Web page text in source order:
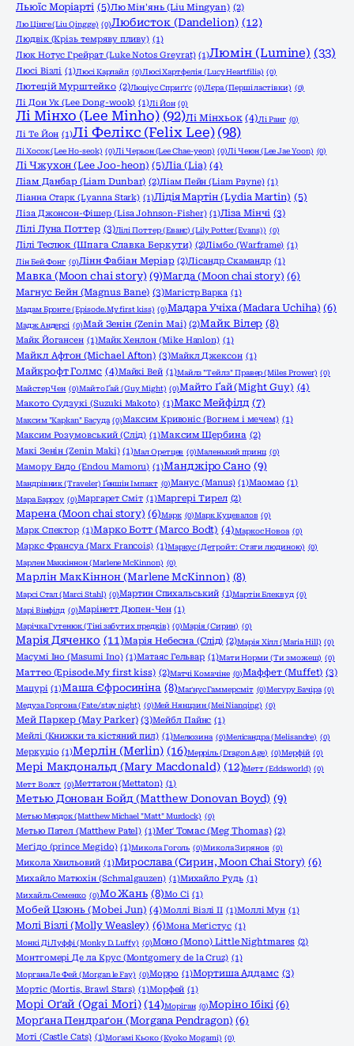
Льюїс Моріарті (5)Лю Мін'янь (Liu Mingyan) (2)
Лю Цінге (Liu Qingge) (0)Любисток (Dandelion) (12)
Людвік (Крізь темряву пливу) (1)
Люк Нотус Грейрат (Luke Notos Greyrat) (1)Люмін (Lumine) (33)
Люсі Візлі (1)Люсі Карлайл (0)Люсі Хартфелія (Lucy Heartfilia) (0)
Лютецій Мурштейко (2)Люціус Сприґґс (0)Лєра (Перші ластівки) (0)
Лі Дон Ук (Lee Dong-wook) (1)Лі Йон (0)
Лі Мінхо (Lee Minho) (92)Лі Мінхьок (4)Лі Ранг (0)
Лі Те Йон (1)Лі Фелікс (Felix Lee) (98)
Лі Хосок (Lee Ho-seok) (0)Лі Черьон (Lee Chae-yeon) (0)Лі Чеюн (Lee Jae Yoon) (0)
Лі Чжухон (Lee Joo-heon) (5)Ліа (Lia) (4)
Ліам Данбар (Liam Dunbar) (2)Ліам Пейн (Liam Payne) (1)
Ліанна Старк (Lyanna Stark) (1)Лідія Мартін (Lydia Martin) (5)
Ліза Джонсон-Фішер (Lisa Johnson-Fisher) (1)Ліза Мінчі (3)
Лілі Луна Поттер (3)Лілі Поттер (Еванс) (Lily Potter (Evans)) (0)
Лілі Теслюк (Шпага Славка Беркути) (2)Лімбо (Warframe) (1)
Лін Бей Фонг (0)Лінн Фабіан Меріар (2)Лісандр Скамандр (1)
Мавка (Moon chai story) (9)Магда (Moon chai story) (6)
Магнус Бейн (Magnus Bane) (3)Магістр Варка (1)
Мадам Бронте (Episode.My first kiss) (0)Мадара Учіха (Madara Uchiha) (6)
Мадж Андерсі (0)Май Зенін (Zenin Mai) (2)Майк Вілер (8)
Майк Йогансен (1)Майк Хенлон (Mike Hanlon) (1)
Майкл Афтон (Michael Afton) (3)Майкл Джексон (1)
Майкрофт Голмс (4)Майкі Вей (1)Майлз "Тейлз" Правер (Miles Prower) (0)
Майстер Чен (0)Майто Ґай (Guy Might) (0)Майто Ґай (Might Guy) (4)
Макото Судзукі (Suzuki Makoto) (1)Макс Мейфілд (7)
Максим "Kapkan" Басуда (0)Максим Кривоніс (Вогнем і мечем) (1)
Максим Розумовський (Слід) (1)Максим Щербина (2)
Макі Зенін (Zenin Maki) (1)Мал Оретцев (0)Маленький принц (0)
Мамору Ендо (Endou Mamoru) (1)Манджіро Сано (9)
Мандрівник (Traveler) Ґеншін Імпакт (0)Манус (Manus) (1)Маомао (1)
Мара Барроу (0)Маргарет Сміт (1)Маргері Тирел (2)
Марена (Moon chai story) (6)Марк (0)Марк Куцевалов (0)
Марк Спектор (1)Марко Ботт (Marco Bodt) (4)Маркос Новоа (0)
Маркс Франсуа (Marx Francois) (1)Маркус (Детройт: Стати людиною) (0)
Марлен Маккіннон (Marlene McKinnon) (0)
Марлін МакКіннон (Marlene McKinnon) (8)
Марсі Стал (Marci Stahl) (0)Мартин Спихальський (1)Мартін Блеквуд (0)
Марі Вінфілд (0)Марінетт Дюпен-Чен (1)
Марічка Гутенюк (Тіні забутих предків) (0)Марія (Сирин) (0)
Марія Дяченко (11)Марія Небесна (Слід) (2)Марія Хілл (Maria Hill) (0)
Масумі Іно (Masumi Ino) (1)Матаяс Гельвар (1)Мати Норми (Ти зможеш) (0)
Маттео (Episode.My first kiss) (2)Матчі Комачіне (0)Маффет (Muffet) (3)
Мацурі (1)Маша Єфросиніна (8)Маґнус Гаммерсміт (0)Мегуру Бачіра (0)
Медуза Горгона (Fate/stay night) (0)Мей Нянцзин (Mei Nianqing) (0)
Мей Паркер (May Parker) (3)Мейбл Пайнс (1)
Мейлі (Книжки та кістяний пил) (1)Мелюзина (0)Мелісандра (Melisandre) (0)
Меркуціо (1)Мерлін (Merlin) (16)Мерріль (Dragon Age) (0)Мерфій (0)
Мері Макдональд (Mary Macdonald) (12)Метт (Eddsworld) (0)
Метт Волст (0)Меттатон (Mettaton) (1)
Метью Донован Бойд (Matthew Donovan Boyd) (9)
Метью Мердок (Matthew Michael "Matt" Murdock) (0)
Метью Пател (Matthew Patel) (1)Меґ Томас (Meg Thomas) (2)
Меґідо (prince Megido) (1)Микола Гоголь (0)Микола Зирянов (0)
Микола Хвильовий (1)Мирослава (Сирин, Moon Chai Story) (6)
Михайло Матюхін (Schmalgauzen) (1)Михайло Рудь (1)
Михайль Семенко (0)Мо Жань (8)Мо Сі (1)
Мобей Цзюнь (Mobei Jun) (4)Моллі Візлі ІІ (1)Моллі Мун (1)
Молі Візлі (Molly Weasley) (6)Мона Меґістус (1)
Монкі Ді Луффі (Monky D. Luffy) (0)Моно (Mono) Little Nightmares (2)
Монтгомері Де ла Крус (Montgomery de la Cruz) (1)
Моргана Ле Фей (Morgan le Fay) (0)Морро (1)Мортиша Аддамс (3)
Мортіс (Mortis, Brawl Stars) (1)Морфей (1)
Морі Оґай (Ogai Mori) (14)Моріган (0)Моріно Ібікі (6)
Морґана Пендраґон (Morgana Pendragon) (6)
Моті (Castle Cats) (1)Моґамі Кьоко (Kyoko Mogami) (0)